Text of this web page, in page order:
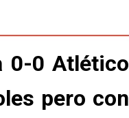
reforzar el centro
al Genoa
salir
0-0 Atlético
pero con